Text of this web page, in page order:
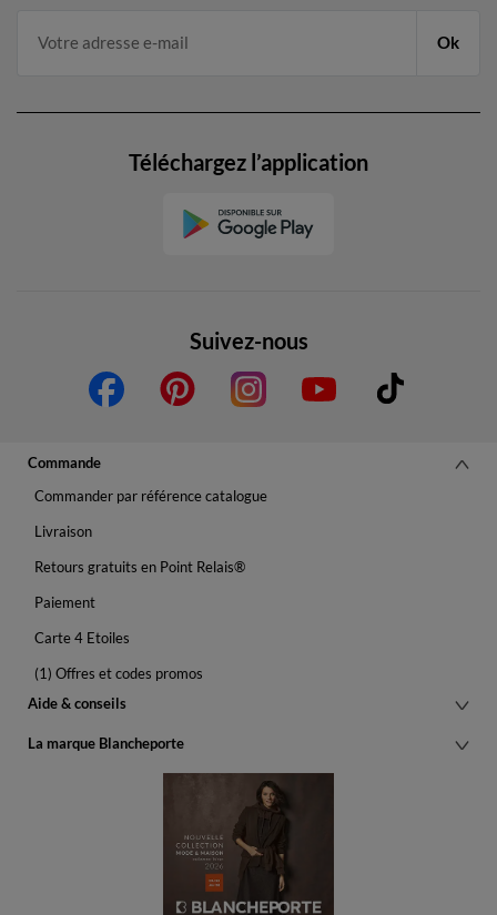
Ok
Suivez-nous
Téléchargez l’application
Commande
Commander par référence catalogue
Livraison
Retours gratuits en Point Relais®
Paiement
Carte 4 Etoiles
(1) Offres et codes promos
Aide & conseils
La marque Blancheporte